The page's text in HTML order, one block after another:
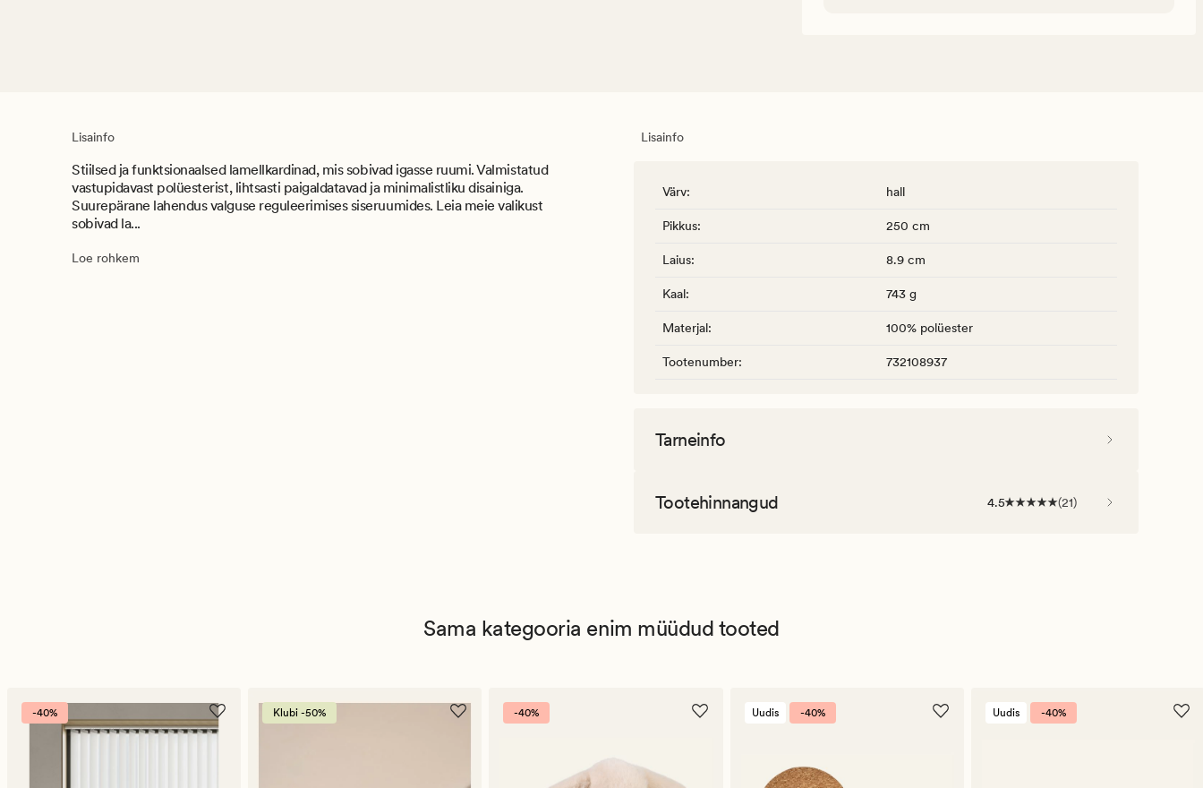
Lisainfo
Stiilsed ja funktsionaalsed lamellkardinad, mis sobivad igasse ruumi. Valmistatud
vastupidavast polüesterist, lihtsasti paigaldatavad ja minimalistliku disainiga.
Suurepärane lahendus valguse reguleerimises siseruumides. Leia meie valikust
sobivad la...
Loe rohkem
Lisainfo
Värv: hall
Pikkus: 250 cm
Laius: 8.9 cm
Kaal: 743 g
Materjal: 100% polüester
Tootenumber: 732108937
Tarneinfo
Tootehinnangud 4.5 (21)
Sama kategooria enim müüdud tooted
-40% Klubi -50% -40% Uudis -40% Uudis -40%